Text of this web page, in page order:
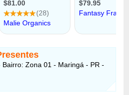
Zona 01 - Maringá - PR -